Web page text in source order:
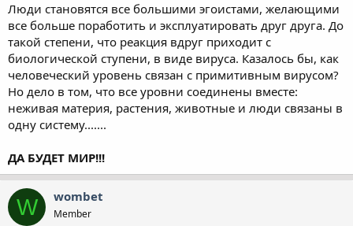
Люди становятся все большими эгоистами, желающими
все больше поработить и эксплуатировать друг друга. До
такой степени, что реакция вдруг приходит с
биологической ступени, в виде вируса. Казалось бы, как
человеческий уровень связан с примитивным вирусом?
Но дело в том, что все уровни соединены вместе:
неживая материя, растения, животные и люди связаны в
одну систему.......
ДА БУДЕТ МИР!!!
W wombet
Member